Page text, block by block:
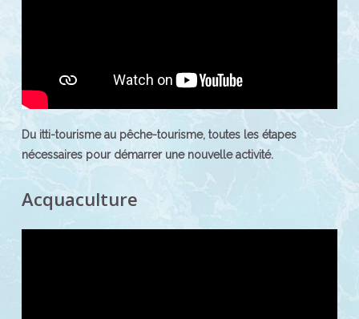
Du itti-tourisme au pêche-tourisme, toutes les étapes
nécessaires pour démarrer une nouvelle activité.
Acquaculture